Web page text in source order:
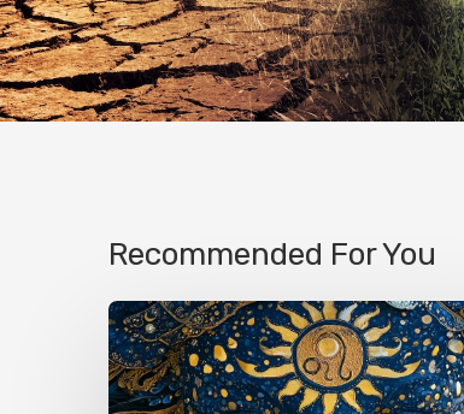
Recommended For You
RUGPJŪČIO
ASTROLOGINĖ
PROGNOZĖ